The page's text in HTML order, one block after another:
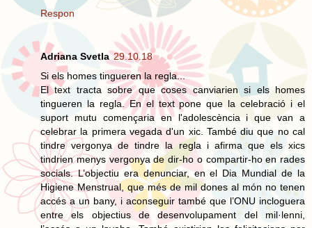
Respon
Adriana Svetla 29.10.18
Si els homes tingueren la regla...
El text tracta sobre que coses canviarien si els homes
tingueren la regla. En el text pone que la celebració i el
suport mutu començaria en l'adolescència i que van a
celebrar la primera vegada d'un xic. També diu que no cal
tindre vergonya de tindre la regla i afirma que els xics
tindrien menys vergonya de dir-ho o compartir-ho en rades
socials. L’objectiu era denunciar, en el Dia Mundial de la
Higiene Menstrual, que més de mil dones al món no tenen
accés a un bany, i aconseguir també que l’ONU incloguera
entre els objectius de desenvolupament del mil·lenni,